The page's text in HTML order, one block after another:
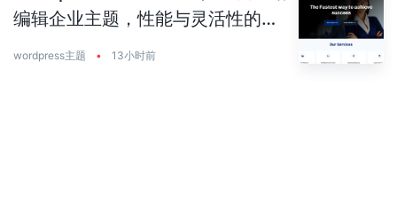
编辑企业主题，性能与灵活性的完
wordpress主题 • 13小时前